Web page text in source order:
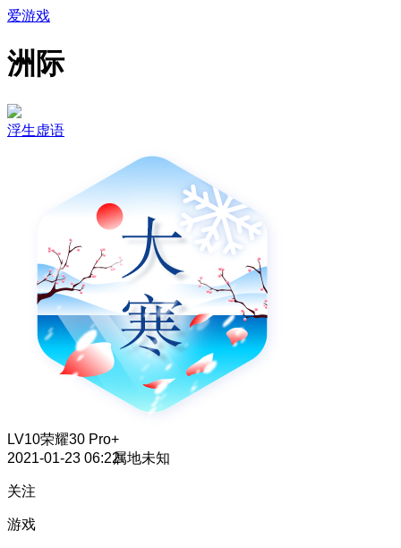
爱游戏
洲际
浮生虚语
LV10荣耀30 Pro+
2021-01-23 06:22属地未知
关注
游戏